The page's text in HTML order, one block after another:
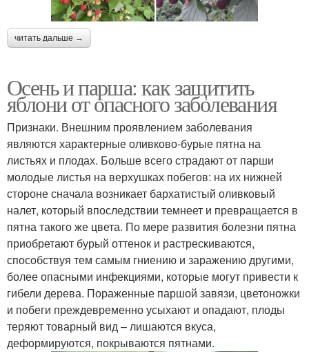
читать дальше →
Осень и парша: как защитить
яблони от опасного заболевания
Признаки. Внешним проявлением заболевания
являются характерные оливково-бурые пятна на
листьях и плодах. Больше всего страдают от парши
молодые листья на верхушках побегов: на их нижней
стороне сначала возникает бархатистый оливковый
налет, который впоследствии темнеет и превращается в
пятна такого же цвета. По мере развития болезни пятна
приобретают бурый оттенок и растрескиваются,
способствуя тем самым гниению и заражению другими,
более опасными инфекциями, которые могут привести к
гибели дерева. Пораженные паршой завязи, цветоножки
и побеги преждевременно усыхают и опадают, плоды
теряют товарный вид – лишаются вкуса,
деформируются, покрываются пятнами.